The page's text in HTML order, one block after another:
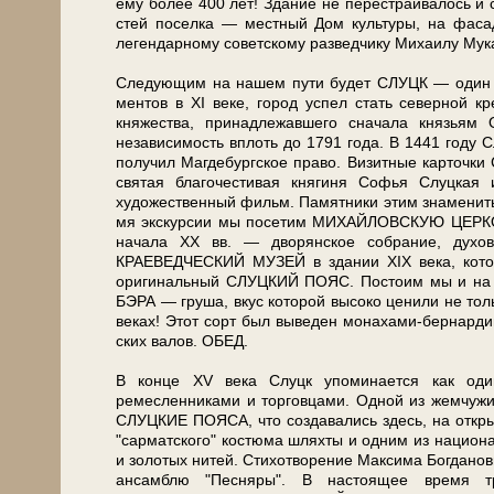
стей поселка — ­мест­ный Дом куль­ту­ры, на
легендарному советскому разведчику Ми­ха­и­лу
Следующим на на­шем пу­ти бу­дет СЛУЦК — один
мен­тов в XI ве­ке, го­род успел стать северной
княжества, принадлежавшего сначала
независимость вплоть до 1791 го­да. В 1441 го­ду
по­лу­чил Маг­де­бург­ское пра­во. Визитные
свя­тая благочестивая княгиня Софья
художественный фильм. Памятники этим
мя экс­кур­сии мы по­се­тим МИХАЙЛОВСКУЮ
на­ча­ла XX вв. — дворянское со­бра­ние,
КРАЕВЕДЧЕСКИЙ МУЗЕЙ в зда­нии XIX ве­ка,
оригинальный СЛУЦКИЙ ПОЯС. Постоим мы и на
БЭРА — груша, вкус ко­то­рой высоко ценили не
ве­ках! Этот сорт был выведен монахами-
ских ва­лов. ОБЕД.
В кон­це ХV ве­ка Слуцк упо­ми­на­ет­ся как
ремесленниками и торговцами. Од­ной из
СЛУЦКИЕ ПОЯСА, что со­зда­ва­лись здесь, на
"сар­мат­ско­го" костюма шлях­ты и од­ним из
и золотых ни­тей. Стихотворение Максима
ан­самблю "Песняры". В на­сто­я­щее вре­мя